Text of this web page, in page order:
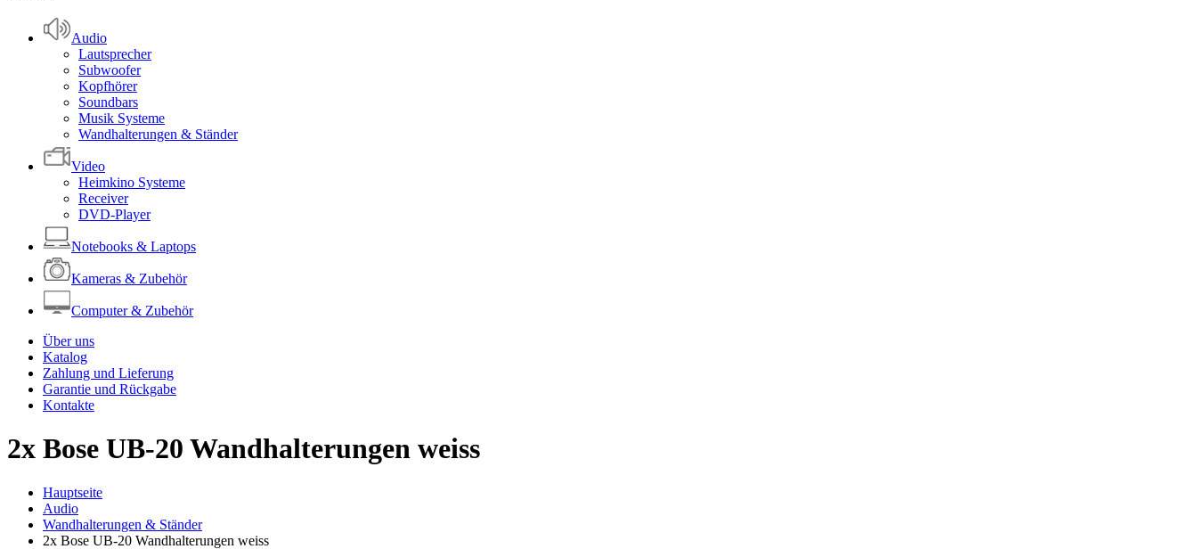
Audio
Lautsprecher
Subwoofer
Kopfhörer
Soundbars
Musik Systeme
Wandhalterungen & Ständer
Video
Heimkino Systeme
Receiver
DVD-Player
Notebooks & Laptops
Kameras & Zubehör
Computer & Zubehör
Über uns
Katalog
Zahlung und Lieferung
Garantie und Rückgabe
Kontakte
2x Bose UB-20 Wandhalterungen weiss
Hauptseite
Audio
Wandhalterungen & Ständer
2x Bose UB-20 Wandhalterungen weiss